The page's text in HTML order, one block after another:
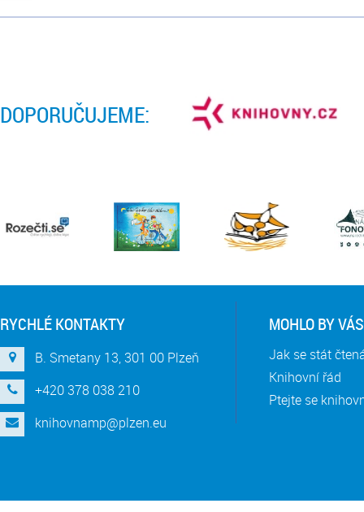
DOPORUČUJEME:
RYCHLÉ KONTAKTY
B. Smetany 13, 301 00 Plzeň
+420 378 038 210
knihovnamp@plzen.eu
MOHLO BY
Jak se stát
Knihovní řád
Ptejte se